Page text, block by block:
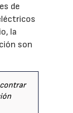
de
la
son